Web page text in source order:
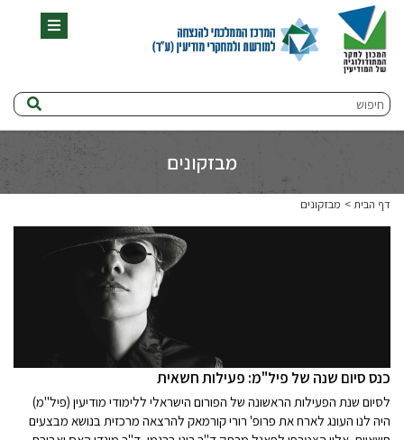
חיפוש
תפריט
מבזקונים
דף הבית מבזקונים
כנס סיום שנה של פיל"מ: פעילות חשאית
לסיום שנת הפעילות הראשונה של הפורום הישראלי ללימודי מודיעין (פיל"מ)
היה לנו העונג לארח את פרופ' רורי קורמאק להרצאה מרכזית בנושא מבצעים